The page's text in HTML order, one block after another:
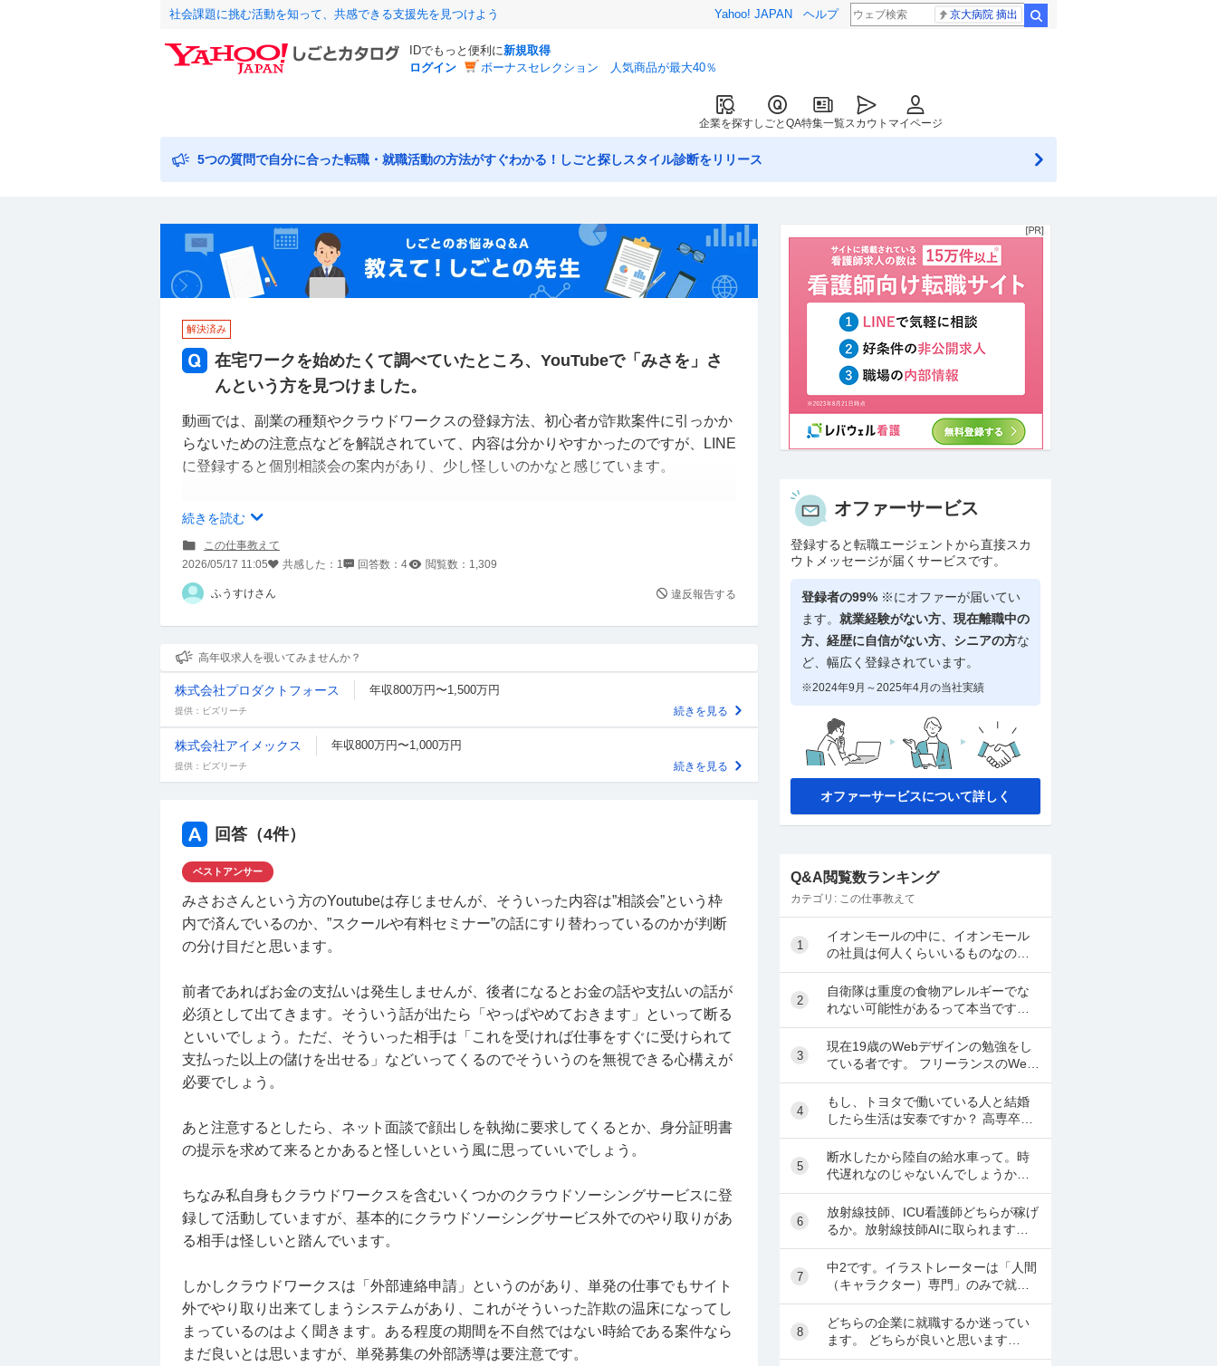
社会課題に挑む活動を知って、共感できる支援先を見つけよう Yahoo! JAPAN ヘルプ 京大病院 摘出
IDでもっと便利に新規取得
ログイン
ボーナスセレクション 人気商品が最大40％
企業を探すしごとQA特集一覧スカウト マイページ
5つの質問で自分に合った転職・就職活動の方法がすぐわかる！しごと探しスタイル診断をリリース
解決済み
在宅ワークを始めたくて調べていたところ、YouTubeで「みさを」さ
んという方を見つけました。
動画では、副業の種類やクラウドワークスの登録方法、初心者が詐欺案件に引っかか
らないための注意点などを解説されていて、内容は分かりやすかったのですが、LINE
に登録すると個別相談会の案内があり、少し怪しいのかなと感じています。
在宅ワークや副業系の個別相談会は、最終的に高額なスクールに勧誘されることが多
みさをさんの発信を見たことがある方がいれば、判断ポイントを教えてください。
続きを読む
この仕事教えて
2026/05/17 11:05
共感した： 1 回答数： 4 閲覧数： 1,309
ふうすけさん 違反報告する
高年収求人を覗いてみませんか？
株式会社プロダクトフォース 年収800万円〜1,500万円
提供：ビズリーチ 続きを見る
株式会社アイメックス 年収800万円〜1,000万円
提供：ビズリーチ 続きを見る
回答（4件）
ベストアンサー
みさおさんという方のYoutubeは存じませんが、そういった内容は”相談会”という枠
内で済んでいるのか、”スクールや有料セミナー”の話にすり替わっているのかが判断
の分け目だと思います。
前者であればお金の支払いは発生しませんが、後者になるとお金の話や支払いの話が
必須として出てきます。そういう話が出たら「やっぱやめておきます」といって断る
といいでしょう。ただ、そういった相手は「これを受ければ仕事をすぐに受けられて
支払った以上の儲けを出せる」などいってくるのでそういうのを無視できる心構えが
必要でしょう。
あと注意するとしたら、ネット面談で顔出しを執拗に要求してくるとか、身分証明書
の提示を求めて来るとかあると怪しいという風に思っていいでしょう。
ちなみ私自身もクラウドワークスを含むいくつかのクラウドソーシングサービスに登
録して活動していますが、基本的にクラウドソーシングサービス外でのやり取りがあ
る相手は怪しいと踏んでいます。
しかしクラウドワークスは「外部連絡申請」というのがあり、単発の仕事でもサイト
外でやり取り出来てしまうシステムがあり、これがそういった詐欺の温床になってし
まっているのはよく聞きます。ある程度の期間を不自然ではない時給である案件なら
まだ良いとは思いますが、単発募集の外部誘導は要注意です。
オファーサービス
登録すると転職エージェントから直接スカ
ウトメッセージが届くサービスです。
登録者の99% ※にオファーが届いてい
ます。 就業経験がない方、現在離職中の
方、 経歴に自信がない方、シニアの方な
ど、幅広く登録されています。
※2024年9月～2025年4月の当社実績
オファーサービスについて詳しく
Q&A閲覧数ランキング
カテゴリ: この仕事教えて
1
イオンモールの中に、イオンモール
の社員は何人くらいいるものなので
しょうか？何十人とかのレベルです
かね？全体の2、3%くらいですか
ね？ 地震があった時は、屋...
2
自衛隊は重度の食物アレルギーでな
れない可能性があるって本当です
か？どのくらい重かったダメとかあ
りますか？警察、海保、消防など他
の公安職も同じですか？
3
現在19歳のWebデザインの勉強をし
ている者です。 フリーランスのWeb
デザイナーになるためには、どんな
スキルが必要なのでしょうか？ figma
はもうある...
4
もし、トヨタで働いている人と結婚
したら生活は安泰ですか？ 高専卒の
多分、生産技術系です。 子供を産ん
だ後は、専業主婦かパートで働きた
いです。 トヨタの人と...
5
断水したから陸自の給水車って。時
代遅れなのじゃないんでしょうか
ね。2Lペットボトルをトラックに満
載してそれを一本づつ配ったら炎熱
の中で長い行列をしなくてい...
6
放射線技師、ICU看護師どちらが稼げ
るか。放射線技師AIに取られますか
ね？
7
中2です。イラストレーターは「人間
（キャラクター）専門」のみで就職
するのは難しいですか？ 閲覧ありが
とうございます。中学2年生の女子で
す。最近学校の課題で...
8
どちらの企業に就職するか迷ってい
ます。 どちらが良いと思います
か？？ A社 ・大手メーカー、技術系